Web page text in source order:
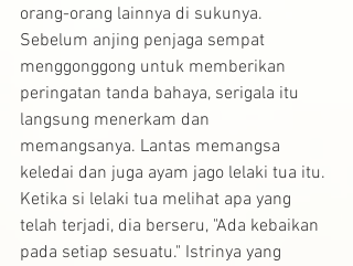
orang-orang lainnya di sukunya.
Sebelum anjing penjaga sempat
menggonggong untuk memberikan
peringatan tanda bahaya, serigala itu
langsung menerkam dan
memangsanya. Lantas memangsa
keledai dan juga ayam jago lelaki tua itu.
Ketika si lelaki tua melihat apa yang
telah terjadi, dia berseru, "Ada kebaikan
pada setiap sesuatu." Istrinya yang